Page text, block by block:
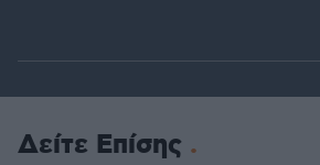
Δείτε Επίσης